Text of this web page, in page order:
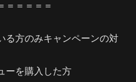
＝＝＝＝＝
る方のみキャンペーンの対
ーを購入した方